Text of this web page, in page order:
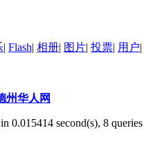
| Flash| 相册| 图片| 投票| 用户|
州华人网
0.015414 second(s), 8